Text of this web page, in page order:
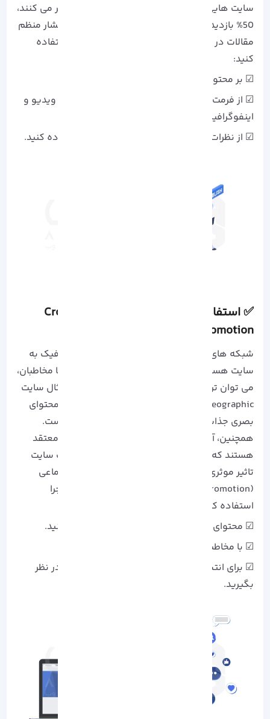
سایت هایی که به طور منظم محتوای جدید منتشر می کنند،
50% بازدیدکننده بیشتری را جذب می کند. برای انتشار منظم
مقالات در بلاگ می توانید از نکات زیر برای اجرا استفاده
کنید:
☑ بر محتواهای پرجستجو تمرکز کنید.
☑ از فرمت های مختلف محتوا استفاده کنید (مثل ویدیو و
اینفوگرافیک).
☑ از نظرات کاربران برای تولید محتوای جدید استفاده کنید.
✅ استفاده از شبکه های اجتماعی (Cross-
Promotion)
شبکه های اجتماعی ابزارهای موثری در هدایت ترافیک به
سایت هستند و با انتشار محتوای جذاب و تعامل با مخاطبان،
می توان ترافیک سایت را افزایش داد. به عنوان مثال سایت
National Geographic با استفاده از اینستاگرام و محتوای
بصری جذاب، ترافیک سایت خود را افزایش داده است.
همچنین، آمار نشان می دهد که 70% از بازاریابان معتقد
هستند که شبکه های اجتماعی در افزایش ترافیک سایت
تاثیر موثری دارند. برای استفاده از شبکه های اجتماعی
(Cross-Promotion) می توانید از نکات زیر برای اجرا
استفاده کنید:
☑ محتوای خود را در پلتفرم های مختلف منتشر کنید.
☑ با مخاطبان خود تعامل داشته باشید.
☑ برای انتشار محتوای خود، زمان های مناسبی را در نظر
بگیرید.